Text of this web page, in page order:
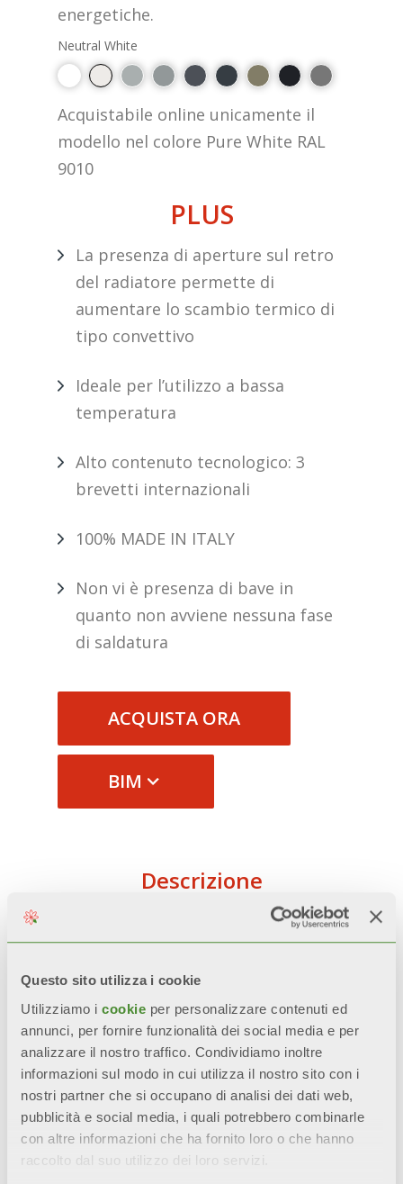
Questo sito utilizza i cookie
Utilizziamo i cookie per personalizzare contenuti ed
annunci, per fornire funzionalità dei social media e per
analizzare il nostro traffico. Condividiamo inoltre
informazioni sul modo in cui utilizza il nostro sito con i
nostri partner che si occupano di analisi dei dati web,
pubblicità e social media, i quali potrebbero combinarle
con altre informazioni che ha fornito loro o che hanno
raccolto dal suo utilizzo dei loro servizi.
energetiche.
Neutral White
Acquistabile online unicamente il
modello nel colore Pure White RAL
9010
PLUS
La presenza di aperture sul retro
del radiatore permette di
aumentare lo scambio termico di
tipo convettivo
Ideale per l’utilizzo a bassa
temperatura
Alto contenuto tecnologico: 3
brevetti internazionali
100% MADE IN ITALY
Non vi è presenza di bave in
quanto non avviene nessuna fase
di saldatura
ACQUISTA ORA
BIM
Descrizione
Dati Tecnici
Documentazione
Tutti i modelliBLITZ SUPER B4sono
garantiti10 anni dalla data di
installazione da difetti di